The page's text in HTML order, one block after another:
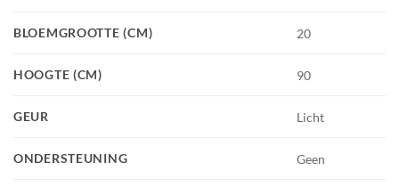
BLOEMGROOTTE (CM) 20
HOOGTE (CM) 90
GEUR Licht
ONDERSTEUNING Geen